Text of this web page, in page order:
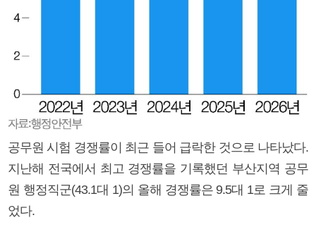
공무원 시험 경쟁률이 최근 들어 급락한 것으로 나타났다.
지난해 전국에서 최고 경쟁률을 기록했던 부산지역 공무
원 행정직군(43.1대 1)의 올해 경쟁률은 9.5대 1로 크게 줄
었다.